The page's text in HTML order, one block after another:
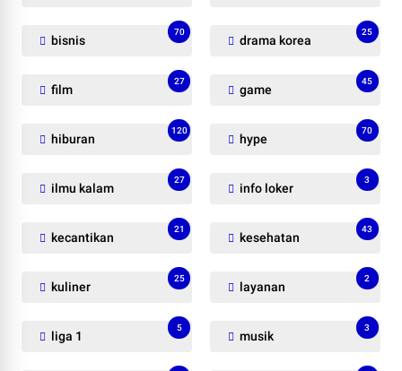
bisnis
70
drama korea
25
film
27
game
45
hiburan
120
hype
70
ilmu kalam
27
info loker
3
kecantikan
21
kesehatan
43
kuliner
25
layanan
2
liga 1
5
musik
3